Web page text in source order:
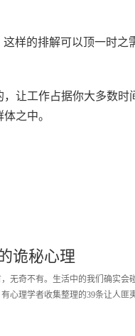
样的排解可以顶一时之
让工作占据你大多数
之中。
诡秘心理
无奇不有。生活中的我们确实会
心理学者收集整理的39条让人匪